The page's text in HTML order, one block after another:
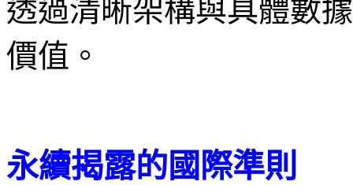
透過清晰架構與具體數
價值。
永續揭露的國際準則